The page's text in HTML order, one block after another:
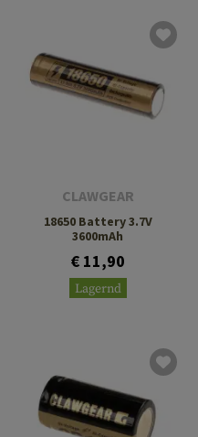
CLAWGEAR
18650 Battery 3.7V
3600mAh
€ 11,90
Lagernd